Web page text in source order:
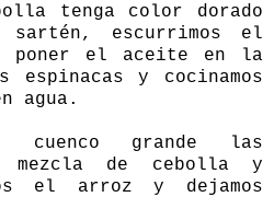
tenga color dorado
sartén, escurrimos el
poner el aceite en la
espinacas y cocinamos
agua.
cuenco grande las
mezcla de cebolla y
el arroz y dejamos